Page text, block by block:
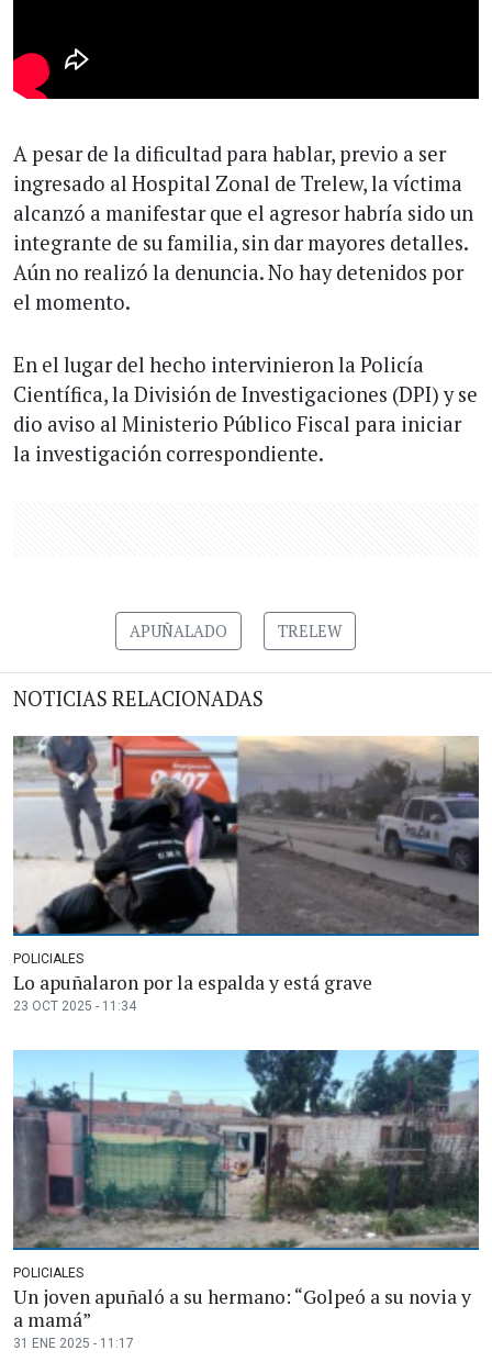
A pesar de la dificultad para hablar, previo a ser
ingresado al Hospital Zonal de Trelew, la víctima
alcanzó a manifestar que el agresor habría sido un
integrante de su familia, sin dar mayores detalles.
Aún no realizó la denuncia. No hay detenidos por
el momento.
En el lugar del hecho intervinieron la Policía
Científica, la División de Investigaciones (DPI) y se
dio aviso al Ministerio Público Fiscal para iniciar
la investigación correspondiente.
APUÑALADO TRELEW
NOTICIAS RELACIONADAS
POLICIALES
Lo apuñalaron por la espalda y está grave
23 OCT 2025 - 11:34
POLICIALES
Un joven apuñaló a su hermano: “Golpeó a su novia y
a mamá”
31 ENE 2025 - 11:17